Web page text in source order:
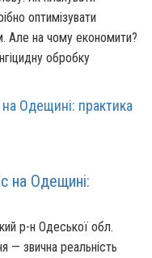
оптимізувати
Але на чому економити?
обробку
на Одещині:
р-н Одеської обл.
— звична реальність